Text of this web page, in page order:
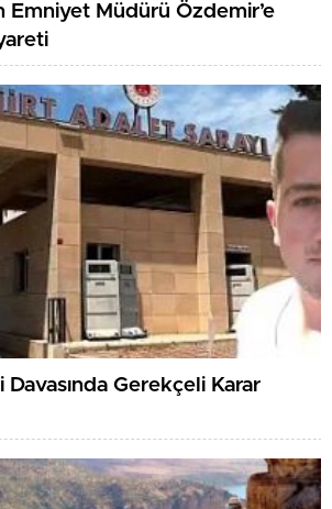
Emniyet Müdürü Özdemir’e
Davasında Gerekçeli Karar